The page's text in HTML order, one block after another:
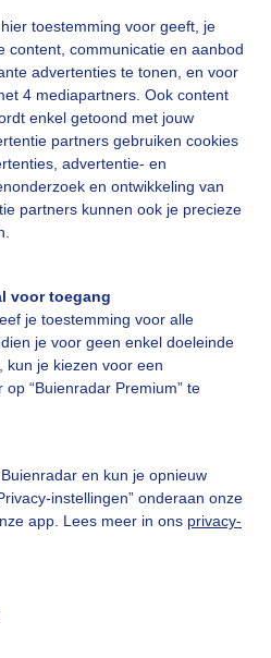
toestemming voor geeft, je
content, communicatie en aanbod
advertenties te tonen, en voor
4 mediapartners. Ook content
enkel getoond met jouw
partners gebruiken cookies
advertentie- en
en ontwikkeling van
partners kunnen ook je precieze
voor toegang
je toestemming voor alle
je voor geen enkel doeleinde
kun je kiezen voor een
“Buienradar Premium” te
en kun je opnieuw
instellingen” onderaan onze
app. Lees meer in ons privacy-